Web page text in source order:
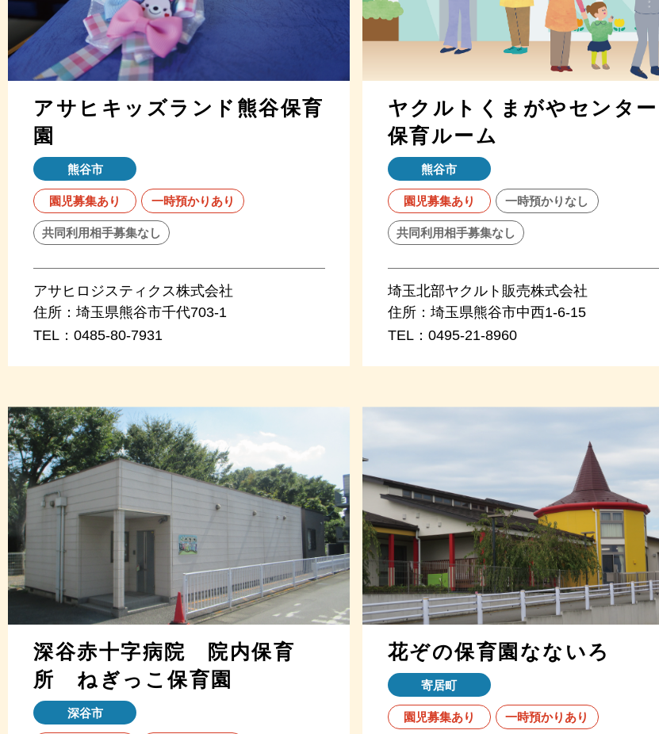
アサヒキッズランド熊谷保育
園
熊谷市
園児募集あり 一時預かりあり
共同利用相手募集なし
アサヒロジスティクス株式会社
住所： 埼玉県熊谷市千代703-1
TEL： 0485-80-7931
ヤクルトくまがやセンター
保育ルーム
熊谷市
園児募集あり 一時預かりなし
共同利用相手募集なし
埼玉北部ヤクルト販売株式会社
住所： 埼玉県熊谷市中西1-6-15
TEL： 0495-21-8960
深谷赤十字病院 院内保育
所 ねぎっこ保育園
深谷市
花ぞの保育園なないろ
寄居町
園児募集あり 一時預かりあり